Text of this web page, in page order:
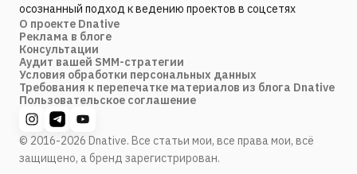
осознанный подход к ведению проектов в соцсетях
О проекте Dnative
Реклама в блоге
Консультации
Аудит вашей SMM-стратегии
Условия обработки персональных данных
Требования к перепечатке материалов из блога Dnative
Пользовательское соглашение
© 2016-2026 Dnative. Все статьи мои, все права мои, всё
защищено, а бренд зарегистрирован.